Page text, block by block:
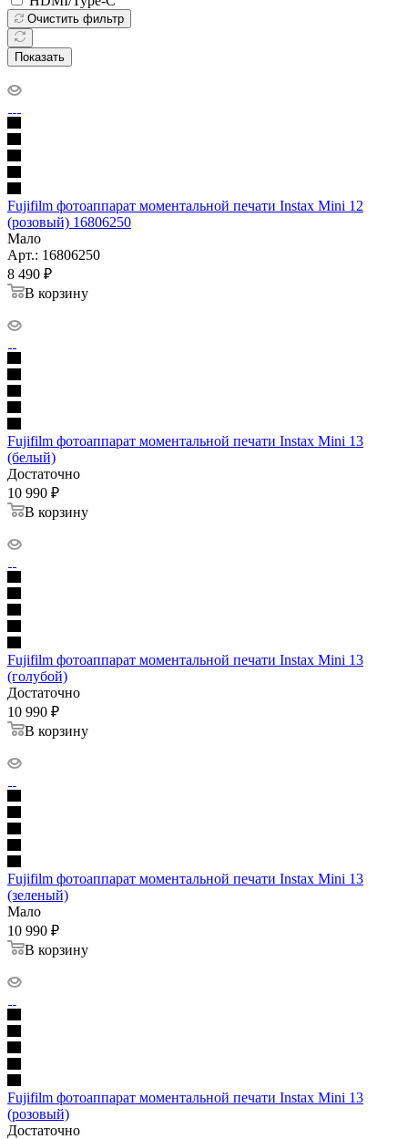
Очистить фильтр
Показать
Fujifilm фотоаппарат моментальной печати Instax Mini 12
(розовый) 16806250
Мало
Арт.: 16806250
8 490 ₽
В корзину
Fujifilm фотоаппарат моментальной печати Instax Mini 13
(белый)
Достаточно
10 990 ₽
В корзину
Fujifilm фотоаппарат моментальной печати Instax Mini 13
(голубой)
Достаточно
10 990 ₽
В корзину
Fujifilm фотоаппарат моментальной печати Instax Mini 13
(зеленый)
Мало
10 990 ₽
В корзину
Fujifilm фотоаппарат моментальной печати Instax Mini 13
(розовый)
Достаточно